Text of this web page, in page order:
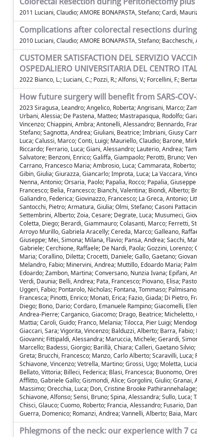
2011 Luciani, Claudio; AMORE BONAPASTA, Stefano; Cardi,
Complications after colorectal resections
2010 Luciani, Claudio; AMORE BONAPASTA, Stefano;
CUSTOMER SATISFACTION DEL SERVIZIO
OSPEDALIERO UNIVERSITARIA DEL CENTRO
2022 Bianco, L.; Luciani, C.; Pozzi, R.; Alfonsi, V.; Forcellini, F.;
How future surgery will benefit from SARS-
2023 Siragusa, Leandro; Angelico, Roberta; Angrisani, Marco;
Urbani, Alessia; De Pastena, Matteo; Mastrapasqua, Rodolfo;
Vincenzo; Chiappini, Ambra; Antonelli, Alessandro; Bennardo,
Stefano; Sagnotta, Andrea; Giuliani, Beatrice; Imbriani, Giusy
Luca; Calussi, Marco; Conti, Luigi; Mauriello, Claudio; Barone,
Riccardo; Ferrario, Luca; Giani, Alessandro; Lauterio, Andrea;
Salvatore; Benzoni, Enrico; Galiffa, Giampaolo; Perotti, Bruno;
Carrano, Francesco Maria; Ambrosio, Luca; Cammarata,
Gibin, Giulia; Giurazza, Giancarlo; Improta, Luca; La Vaccara,
Nenna, Antonio; Orsaria, Paolo; Papalia, Rocco; Papalia,
Francesco; Belia, Francesco; Bianchi, Valentina; Biondi, Alberto;
Galiandro, Federica; Giovinazzo, Francesco; La Greca, Antonio;
Santocchi, Pietro; Armatura, Giulia; Olmi, Stefano; Casoni
Settembrini, Alberto; Zoia, Cesare; Degrate, Luca; Musumeci,
Coletta, Diego; Berardi, Giammauro; Colasanti, Marco; Ferretti,
Arroyo Murillo, Gabriela Aracelly; Cereda, Marco; Galleano,
Giuseppe; Mei, Simona; Milana, Flavio; Pansa, Andrea; Sacchi,
Gabriele; Cerchione, Raffaele; De Nardi, Paola; Gozzini,
Maria; Corallino, Diletta; Crocetti, Daniele; Gallo, Gaetano;
Melandro, Fabio; Minervini, Andrea; Muttillo, Edoardo Maria;
Edoardo; Zambon, Martina; Conversano, Nunzia Ivana; Epifani,
Verdi, Daunia; Belli, Andrea; Pata, Francesco; Piovano, Elisa;
Uggeri, Fabio; Pontarolo, Nicholas; Fontana, Tommaso;
Francesca; Pinotti, Enrico; Monati, Erica; Fazio, Giada; Di Pietro,
Diego; Bono, Dario; Cordaro, Emanuele Rampino; Giacomelli,
Andrea-Pierre; Carganico, Giacomo; Drago, Beatrice;
Mattia; Caroli, Guido; Franco, Melania; Tilocca, Pier Luigi;
Giaccari, Sara; Vigorita, Vincenzo; Balduzzi, Alberto; Barra,
Giovanni; Fittipaldi, Alessandra; Maruccia, Michele; Gerardi,
Marcello; Badessi, Giorgio; Barillà, Chiara; Calleri, Gaetano
Greta; Brucchi, Francesco; Manzo, Carlo Alberto; Scaravilli,
Schiavone, Vincenzo; Vetrella, Martino; Grossi, Ugo; Moletta,
Bellato, Vittoria; Billeci, Federica; Blasi, Francesca; Buonomo,
Afflitto, Gabriele Gallo; Gismondi, Alice; Gorgolini, Giulio;
Massimo; Orecchia, Luca; Don, Cristine Brooke
Schiavone, Alfonso; Sensi, Bruno; Spina, Alessandra; Sullo,
Chisci, Glauco; Cuomo, Roberto; Francia, Alessandro; Fusario,
Guerra, Domenico; Romanzi, Andrea; Vannelli, Alberto; Baia,
Phlegmons of the neck: our experience with 7